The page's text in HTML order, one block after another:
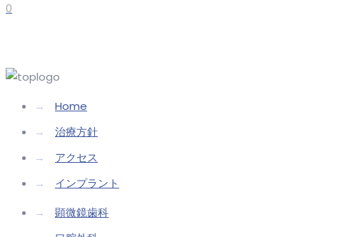
0
→
Home
→
治療方針
→
アクセス
→
インプラント
→
顕微鏡歯科